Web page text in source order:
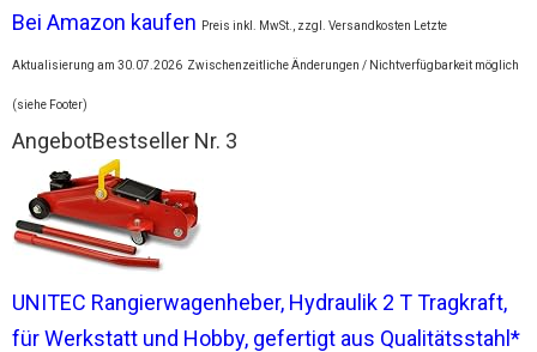
Bei Amazon kaufen
Preis inkl. MwSt., zzgl. Versandkosten Letzte
Aktualisierung am 30.07.2026 Zwischenzeitliche Änderungen / Nichtverfügbarkeit möglich
(siehe Footer)
AngebotBestseller Nr. 3
UNITEC Rangierwagenheber, Hydraulik 2 T Tragkraft,
für Werkstatt und Hobby, gefertigt aus Qualitätsstahl*